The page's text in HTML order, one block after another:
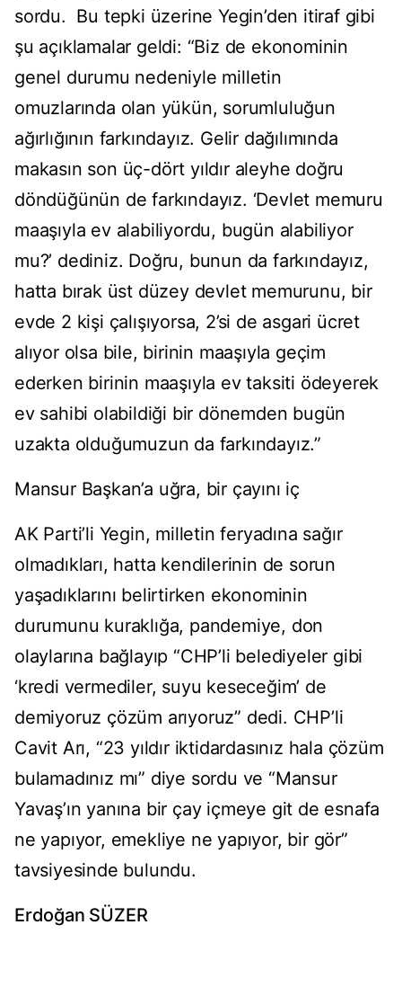
sordu. Bu tepki üzerine Yegin’den itiraf gibi
şu açıklamalar geldi: “Biz de ekonominin
genel durumu nedeniyle milletin
omuzlarında olan yükün, sorumluluğun
ağırlığının farkındayız. Gelir dağılımında
makasın son üç-dört yıldır aleyhe doğru
döndüğünün de farkındayız. ‘Devlet memuru
maaşıyla ev alabiliyordu, bugün alabiliyor
mu?’ dediniz. Doğru, bunun da farkındayız,
hatta bırak üst düzey devlet memurunu, bir
evde 2 kişi çalışıyorsa, 2’si de asgari ücret
alıyor olsa bile, birinin maaşıyla geçim
ederken birinin maaşıyla ev taksiti ödeyerek
ev sahibi olabildiği bir dönemden bugün
uzakta olduğumuzun da farkındayız.”
Mansur Başkan’a uğra, bir çayını iç
AK Parti’li Yegin, milletin feryadına sağır
olmadıkları, hatta kendilerinin de sorun
yaşadıklarını belirtirken ekonominin
durumunu kuraklığa, pandemiye, don
olaylarına bağlayıp “CHP’li belediyeler gibi
‘kredi vermediler, suyu keseceğim’ de
demiyoruz çözüm arıyoruz” dedi. CHP’li
Cavit Arı, “23 yıldır iktidardasınız hala çözüm
bulamadınız mı” diye sordu ve “Mansur
Yavaş’ın yanına bir çay içmeye git de esnafa
ne yapıyor, emekliye ne yapıyor, bir gör”
tavsiyesinde bulundu.
Erdoğan SÜZER